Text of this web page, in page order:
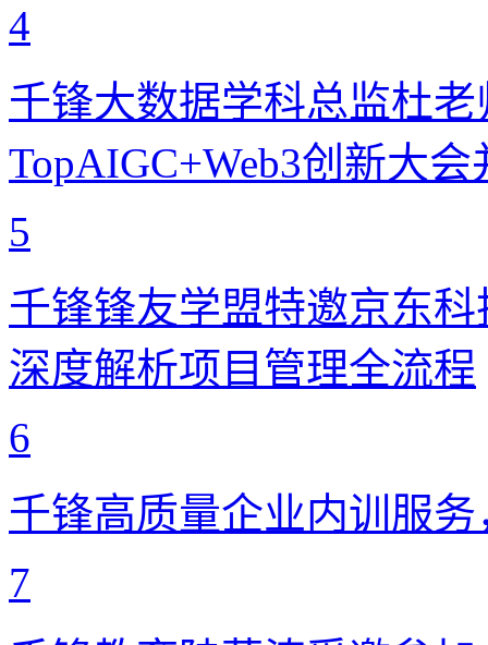
4
千锋大数据学科总监杜
TopAIGC+Web3创新大
5
千锋锋友学盟特邀京东
深度解析项目管理全流程
6
千锋高质量企业内训服
7